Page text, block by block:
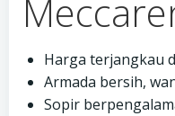
Harga terjangkau
Armada bersih,
Sopir